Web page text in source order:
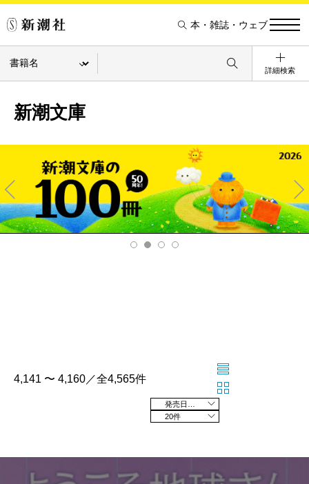
本・雑誌・ウェブ
詳細検索
新潮文庫
Pre
v
Ne
xt
4,141 〜 4,160／全4,565件
20件